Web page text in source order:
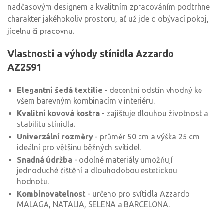
nadčasovým designem a kvalitním zpracováním podtrhne
charakter jakéhokoliv prostoru, ať už jde o obývací pokoj,
jídelnu či pracovnu.
Vlastnosti a výhody stínidla Azzardo
AZ2591
Elegantní šedá textilie - decentní odstín vhodný ke
všem barevným kombinacím v interiéru.
Kvalitní kovová kostra - zajišťuje dlouhou životnost a
stabilitu stínidla.
Univerzální rozměry - průměr 50 cm a výška 25 cm
ideální pro většinu běžných svítidel.
Snadná údržba - odolné materiály umožňují
jednoduché čištění a dlouhodobou estetickou
hodnotu.
Kombinovatelnost - určeno pro svítidla Azzardo
MALAGA, NATALIA, SELENA a BARCELONA.